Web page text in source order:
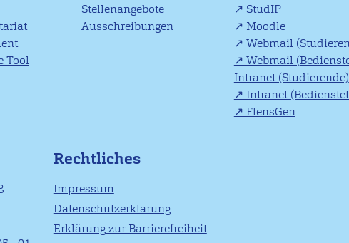
Tool
Stellenangebote
Ausschreibungen
StudIP
Moodle
Webmail
Webmail
Intranet (Studierende)
Intranet
FlensGen
Rechtliches
Impressum
Datenschutzerklärung
Erklärung zur Barrierefreiheit